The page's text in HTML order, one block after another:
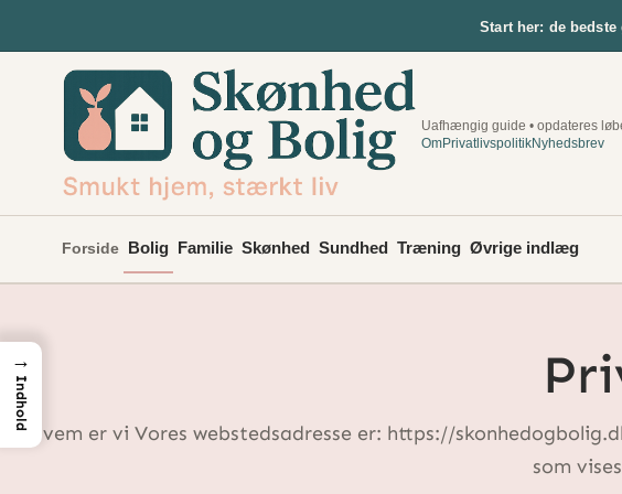
til
indhold
Start her: de
Uafhængig guide • opdateres
OmPrivatlivspolitikNyhedsbrev
Forside Bolig Familie Skønhed Sundhed Træning Øvrige indlæg
Hvem er vi Vores webstedsadresse er: https://
som
→
Indhold